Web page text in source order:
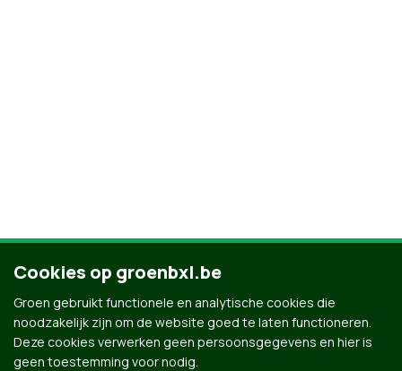
Cookies op groenbxl.be
Groen gebruikt functionele en analytische cookies die
noodzakelijk zijn om de website goed te laten functioneren.
Deze cookies verwerken geen persoonsgegevens en hier is
geen toestemming voor nodig.